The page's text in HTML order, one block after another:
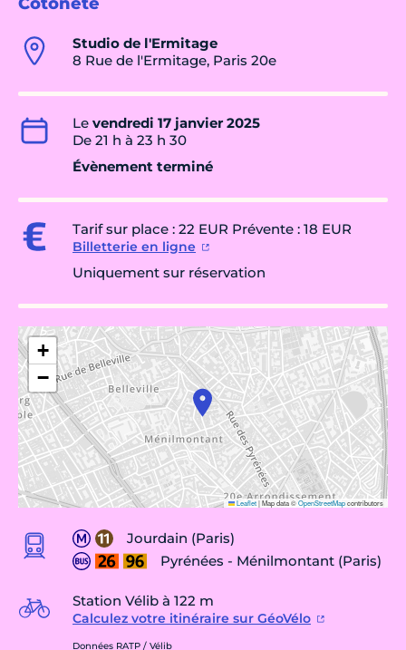
Studio de l'Ermitage
8 Rue de l'Ermitage, Paris 20e
Le vendredi 17 janvier 2025
De 21 h à 23 h 30
Évènement terminé
Tarif sur place : 22 EUR Prévente : 18 EUR
Billetterie en ligne
Uniquement sur réservation
+
−
Leaflet|Map data ©OpenStreetMapcontributors
Jourdain (Paris)
Pyrénées - Ménilmontant (Paris)
Station Vélib à 122 m
Calculez votre itinéraire sur GéoVélo
Données RATP / Vélib